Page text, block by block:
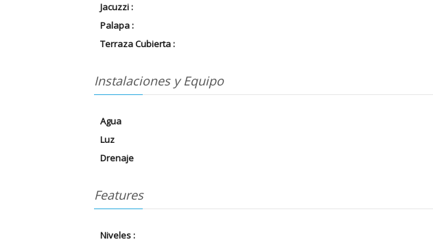
Jacuzzi :
Palapa :
Terraza Cubierta :
Instalaciones y Equipo
Agua
Luz
Drenaje
Features
Niveles :